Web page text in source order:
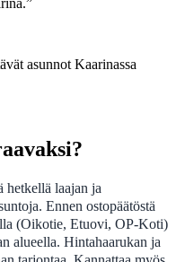
asunnot Kaarinassa
hetkellä laajan ja
Ennen ostopäätöstä
(Oikotie, Etuovi, OP-Koti)
alueella. Hintahaarukan ja